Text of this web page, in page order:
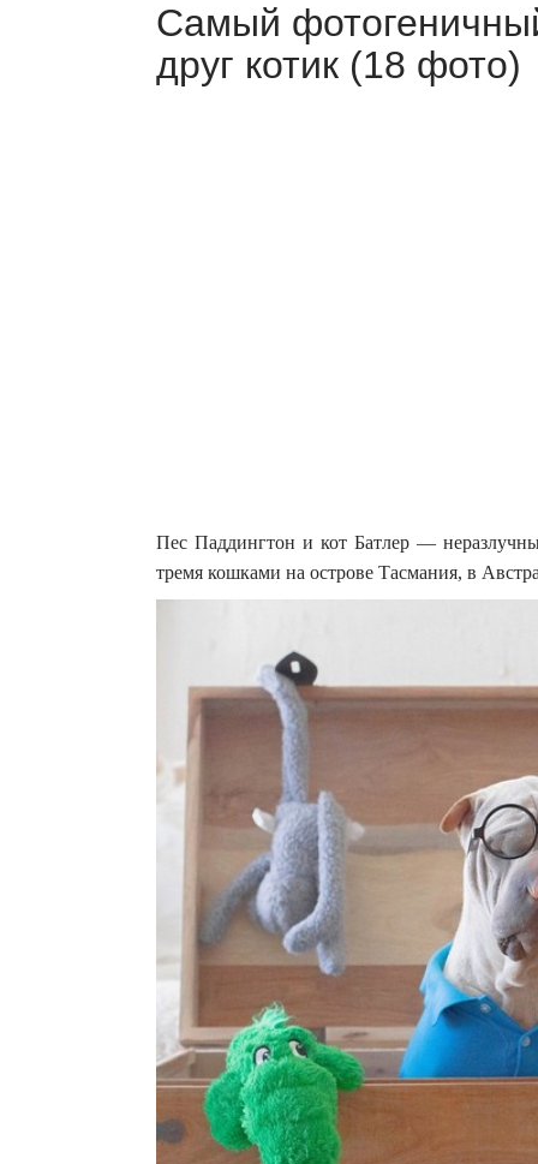
Самый
друг котик (18 фото)
Пес Паддингтон и кот Батлер —
тремя кошками на острове Тасмания, в